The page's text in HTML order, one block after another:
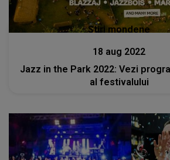
Stiri mondene
18 aug 2022
Jazz in the Park 2022: Vezi
al festivalului